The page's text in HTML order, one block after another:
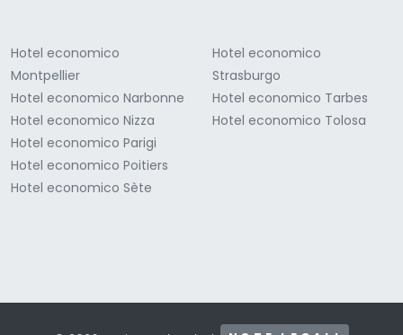
Hotel economico
Montpellier
Hotel economico Narbonne
Hotel economico Nizza
Hotel economico Parigi
Hotel economico Poitiers
Hotel economico Sète
Hotel economico
Strasburgo
Hotel economico Tarbes
Hotel economico Tolosa